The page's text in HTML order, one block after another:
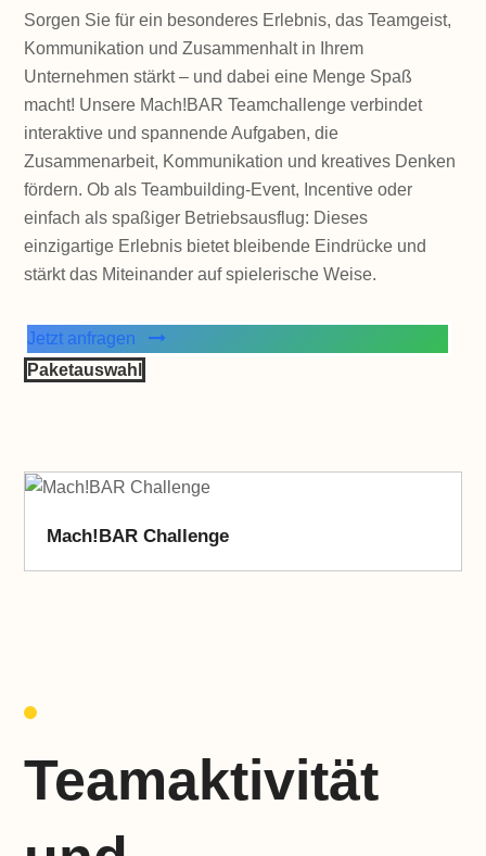
Sorgen Sie für ein besonderes Erlebnis, das Teamgeist,
Kommunikation und Zusammenhalt in Ihrem
Unternehmen stärkt – und dabei eine Menge Spaß
macht! Unsere Mach!BAR Teamchallenge verbindet
interaktive und spannende Aufgaben, die
Zusammenarbeit, Kommunikation und kreatives Denken
fördern. Ob als Teambuilding-Event, Incentive oder
einfach als spaßiger Betriebsausflug: Dieses
einzigartige Erlebnis bietet bleibende Eindrücke und
stärkt das Miteinander auf spielerische Weise.
Jetzt anfragen
Paketauswahl
Mach!BAR Challenge
Teamaktivität